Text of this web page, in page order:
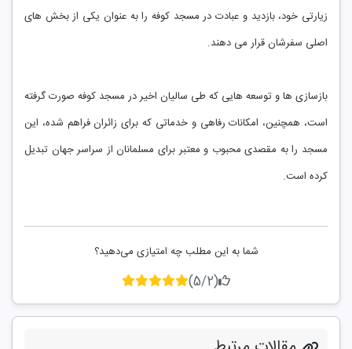
زیارتی خود، بازدید و عبادت در مسجد کوفه را به عنوان یکی از بخش های
اصلی سفرشان قرار می دهند.
بازسازی ها و توسعه هایی که طی سالیان اخیر در مسجد کوفه صورت گرفته
است، همچنین، امکانات رفاهی و خدماتی که برای زائران فراهم شده، این
مسجد را به مقصدی محبوب و معتبر برای مسلمانان از سراسر جهان تبدیل
کرده است.
شما به این مطلب چه امتیازی می‌دهید؟
(5/2)